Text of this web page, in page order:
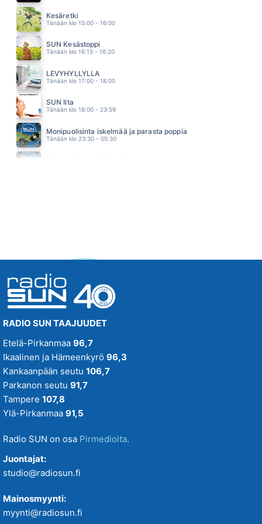
EPPU NORMAALI
04.05
Kesäretki
Tänään klo 15:00 - 16:00
SUN Kesästoppi
Tänään klo 16:15 - 16:20
LEVYHYLLYLLÄ
Tänään klo 17:00 - 18:00
SUN Ilta
Tänään klo 18:00 - 23:59
Monipuolisinta iskelmää ja parasta poppia
Tänään klo 23:30 - 05:30
RADIO SUN TAAJUUDET
Etelä-Pirkanmaa 96,7
Ikaalinen ja Hämeenkyrö 96,3
Kankaanpään seutu 106,7
Parkanon seutu 91,7
Tampere 107,8
Ylä-Pirkanmaa 91,5
Radio SUN on osa Pirmedioita.
Juontajat:
studio@radiosun.fi
Mainosmyynti:
myynti@radiosun.fi